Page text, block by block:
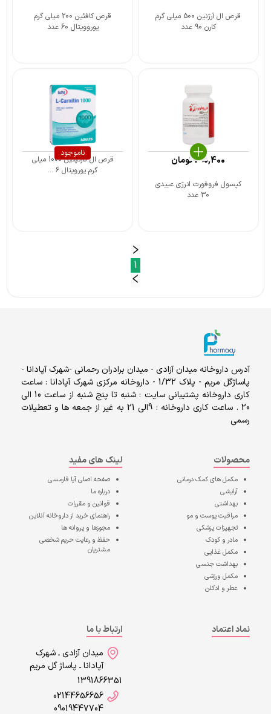
قرص ال آرژنین 500 میلی گرم
کارن 90 عدد
قرص کافئین 200 میلی گرم
یوروویتال 60 عدد
کپسول فروفورت انرژی عبیدی
30 عدد
290,400تومان
ناموجود
قرص ال کارنیتین 1000 میلی
گرم یورویتال 6 ...
1
آدرس داروخانه میدان آزادی - میدان برادران رحمانی -شهرک آپادانا -
پاساژگل مریم - پلاک 1/32 - داروخانه مرکزی شهرک آپادانا : ساعت
کاری داروخانه پشتیبانی سایت : شنبه تا پنج شنبه از ساعت 10 الی
20 . ساعت کاری داروخانه : 9الی 21 به غیر از جمعه ها و تعطیلات
رسمی
محصولات
مکمل های کمک درمانی
آرایشی
بهداشتی
مراقبت پوست و مو
تجهیزات پزشکی
مادر و کودک
مکمل غذایی
بهداشت جنسی
مکمل ورزشی
عطر و ادکلن
لینک های مفید
صفحه اصلیآپا فارمسی
درباره ما
قوانین و مقررات
راهنمای خرید از داروخانه آنلاین
مجوزها و پروانه ها
حفظ و رعایت حریم شخصی
مشتریان
نماد اعتماد
ارتباط با ما
میدان آزادی ـ شهرک
آپادانا ـ پاساژ گل مریم
1391866351
02144656656
09019447704